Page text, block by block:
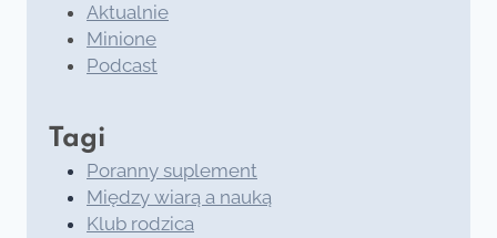
Aktualnie
Minione
Podcast
Tagi
Poranny suplement
Między wiarą a nauką
Klub rodzica